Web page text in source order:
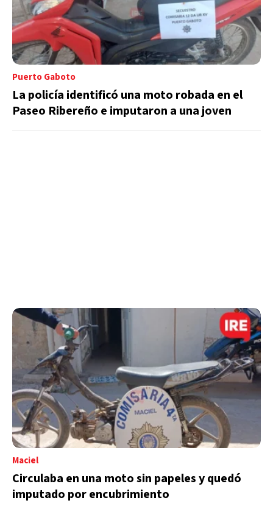
Puerto Gaboto
La policía identificó una moto robada en el
Paseo Ribereño e imputaron a una joven
Maciel
Circulaba en una moto sin papeles y quedó
imputado por encubrimiento